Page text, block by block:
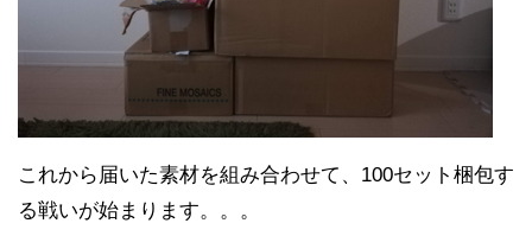
これから届いた素材を組み合わせて、100セット梱包す
る戦いが始まります。。。